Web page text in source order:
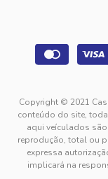
Copyright © 2021
conteúdo do site,
aqui veículados
reprodução, total ou
expressa
implicará na